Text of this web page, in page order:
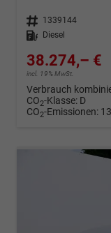
Fahrzeugnr. 1339144
Kraftstoff
Diesel
38.274,– €
incl. 19% MwSt.
Verbrauch
CO2-Klasse: D
CO2-Emissionen: